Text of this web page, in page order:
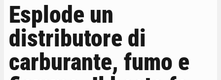
Esplode un
distributore di
carburante, fumo e